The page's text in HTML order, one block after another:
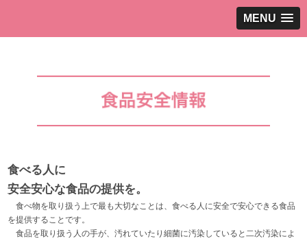
MENU
食べる人に
安全安心な食品の提供を。
食べ物を取り扱う上で最も大切なことは、食べる人に安全で安心できる食品
を提供することです。
食品を取り扱う人の手が、汚れていたり細菌に汚染していると二次汚染によ